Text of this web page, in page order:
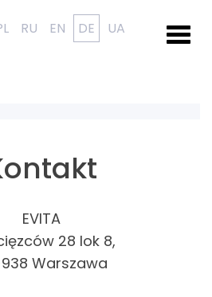
RU EN DE UA
EVITA
28 lok 8,
Warszawa